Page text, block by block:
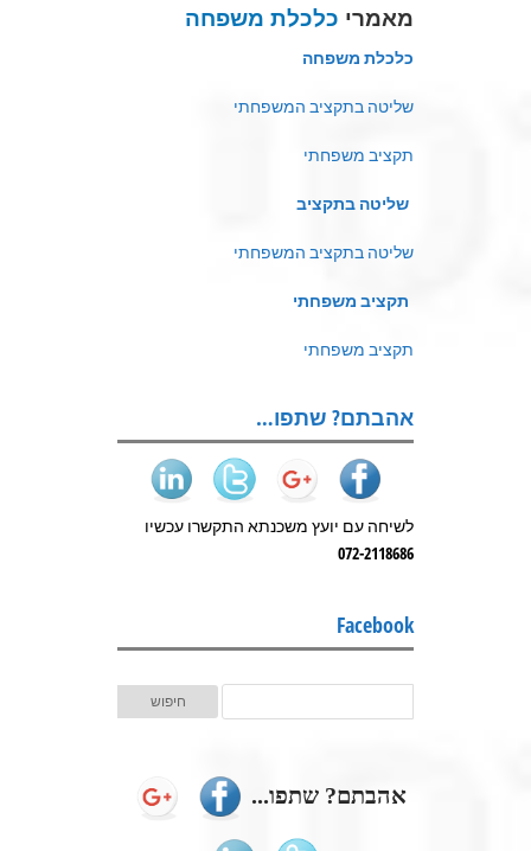
מאמרי כלכלת משפחה
כלכלת משפחה
שליטה בתקציב המשפחתי
תקציב משפחתי
שליטה בתקציב
שליטה בתקציב המשפחתי
תקציב משפחתי
תקציב משפחתי
אהבתם? שתפו…
לשיחה עם יועץ משכנתא התקשרו עכשיו
072-2118686
Facebook
אהבתם? שתפו...